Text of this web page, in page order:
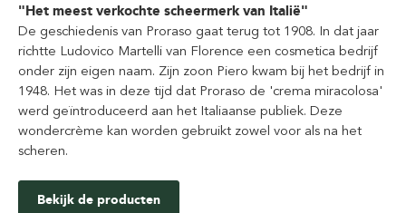
"Het meest verkochte scheermerk van Italië"
De geschiedenis van Proraso gaat terug tot 1908. In dat jaar
richtte Ludovico Martelli van Florence een cosmetica bedrijf
onder zijn eigen naam. Zijn zoon Piero kwam bij het bedrijf in
1948. Het was in deze tijd dat Proraso de 'crema miracolosa'
werd geïntroduceerd aan het Italiaanse publiek. Deze
wondercrème kan worden gebruikt zowel voor als na het
scheren.
Bekijk de producten